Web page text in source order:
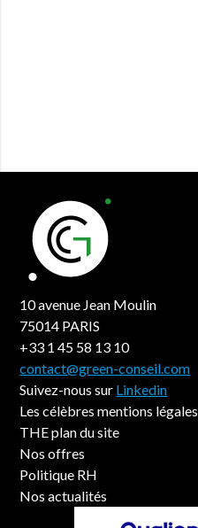
10 avenue Jean Moulin
75014 PARIS
+33 1 45 58 13 10
contact@green-conseil.com
Suivez-nous sur Linkedin
Les célèbres mentions légales
THE plan du site
Nos offres
Politique RH
Nos actualités